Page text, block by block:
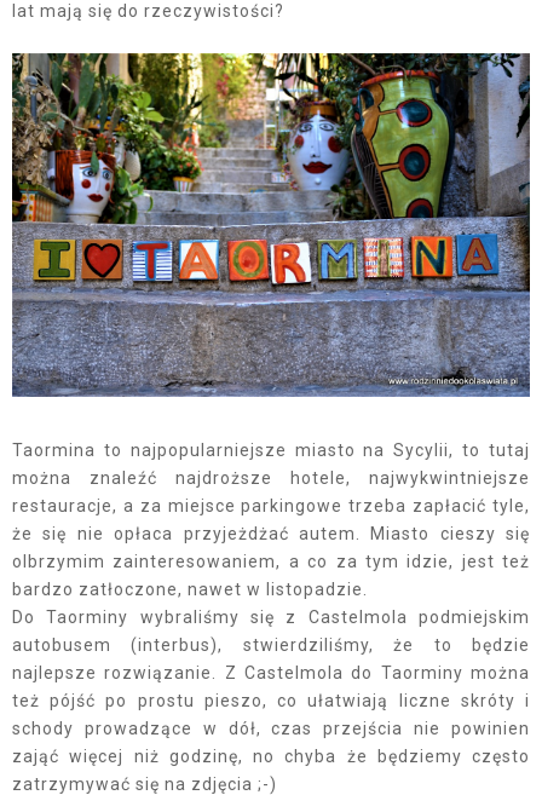
lat mają się do rzeczywistości?
Taormina to najpopularniejsze miasto na Sycylii, to tutaj
można znaleźć najdroższe hotele, najwykwintniejsze
restauracje, a za miejsce parkingowe trzeba zapłacić tyle,
że się nie opłaca przyjeżdżać autem. Miasto cieszy się
olbrzymim zainteresowaniem, a co za tym idzie, jest też
bardzo zatłoczone, nawet w listopadzie.
Do Taorminy wybraliśmy się z Castelmola podmiejskim
autobusem (interbus), stwierdziliśmy, że to będzie
najlepsze rozwiązanie. Z Castelmola do Taorminy można
też pójść po prostu pieszo, co ułatwiają liczne skróty i
schody prowadzące w dół, czas przejścia nie powinien
zająć więcej niż godzinę, no chyba że będziemy często
zatrzymywać się na zdjęcia ;-)